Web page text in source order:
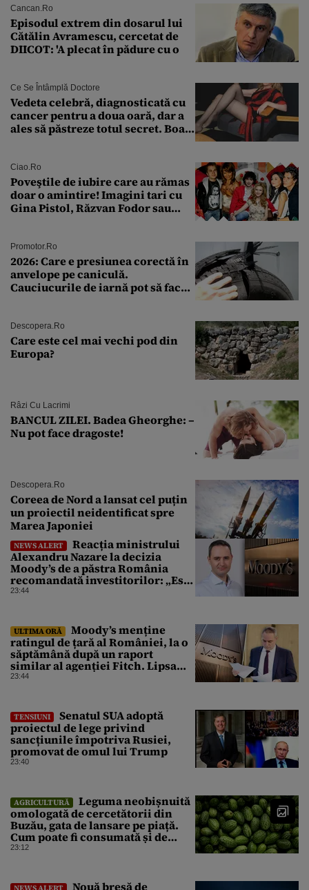
Cancan.ro
Episodul extrem din dosarul lui
Cătălin Avramescu, cercetat de
DIICOT: 'A plecat în pădure cu o
Ce Se Întâmplă Doctore
Vedeta celebră, diagnosticată cu
cancer pentru a doua oară, dar a
ales să păstreze totul secret. Boala
Ciao.ro
Poveştile de iubire care au rămas
doar o amintire! Imagini tari cu
Gina Pistol, Răzvan Fodor sau
Promotor.ro
2026: Care e presiunea corectă în
anvelope pe caniculă.
Cauciucurile de iarnă pot să facă
Descopera.ro
Care este cel mai vechi pod din
Europa?
Râzi Cu Lacrimi
BANCUL ZILEI. Badea Gheorghe: –
Nu pot face dragoste!
Descopera.ro
Coreea de Nord a lansat cel puțin
un proiectil neidentificat spre
Marea Japoniei
NEWS ALERT
Reacția ministrului
Alexandru Nazare la decizia
Moody’s de a păstra România
recomandată investitorilor: „Este
un răgaz, dar în niciun caz un
23:44
ULTIMA ORĂ
Moody’s menține
ratingul de țară al României, la o
săptămână după un raport
similar al agenției Fitch. Lipsa
unui guvern cu puteri depline,
23:44
TENSIUNI
Senatul SUA adoptă
proiectul de lege privind
sancțiunile împotriva Rusiei,
promovat de omul lui Trump
23:40
AGRICULTURĂ
Leguma neobișnuită
omologată de cercetătorii din
Buzău, gata de lansare pe piață.
Cum poate fi consumată și de
unde provine soiul
23:12
Nouă breșă de